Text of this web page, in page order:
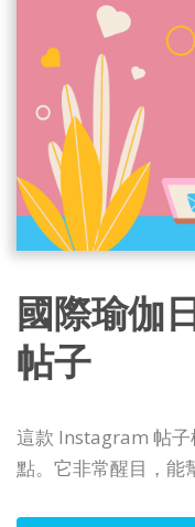
國際瑜伽
帖子
這款 Instagram 帖子
點。它非常醒目，能